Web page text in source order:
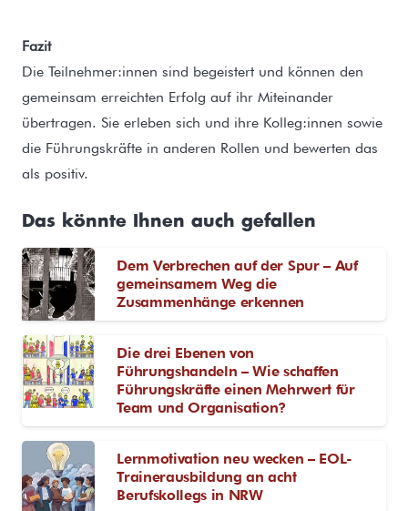
Fazit
Die Teilnehmer:innen sind begeistert und können den
gemeinsam erreichten Erfolg auf ihr Miteinander
übertragen. Sie erleben sich und ihre Kolleg:innen sowie
die Führungskräfte in anderen Rollen und bewerten das
als positiv.
Das könnte Ihnen auch gefallen
Dem Verbrechen auf der Spur – Auf
gemeinsamem Weg die
Zusammenhänge erkennen
Die drei Ebenen von
Führungshandeln – Wie schaffen
Führungskräfte einen Mehrwert für
Team und Organisation?
Lernmotivation neu wecken – EOL-
Trainerausbildung an acht
Berufskollegs in NRW